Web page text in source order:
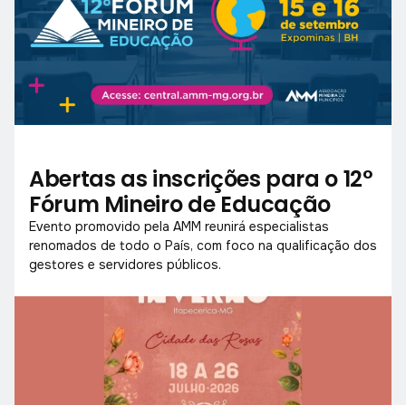
Abertas as inscrições para o 12°
Fórum Mineiro de Educação
Evento promovido pela AMM reunirá especialistas
renomados de todo o País, com foco na qualificação dos
gestores e servidores públicos.